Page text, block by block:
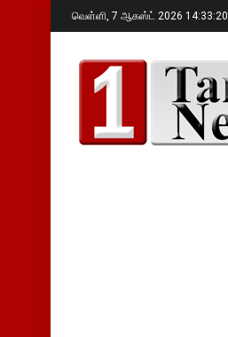
வெள்ளி, 7 ஆகஸ்ட் 2026 14:33:22